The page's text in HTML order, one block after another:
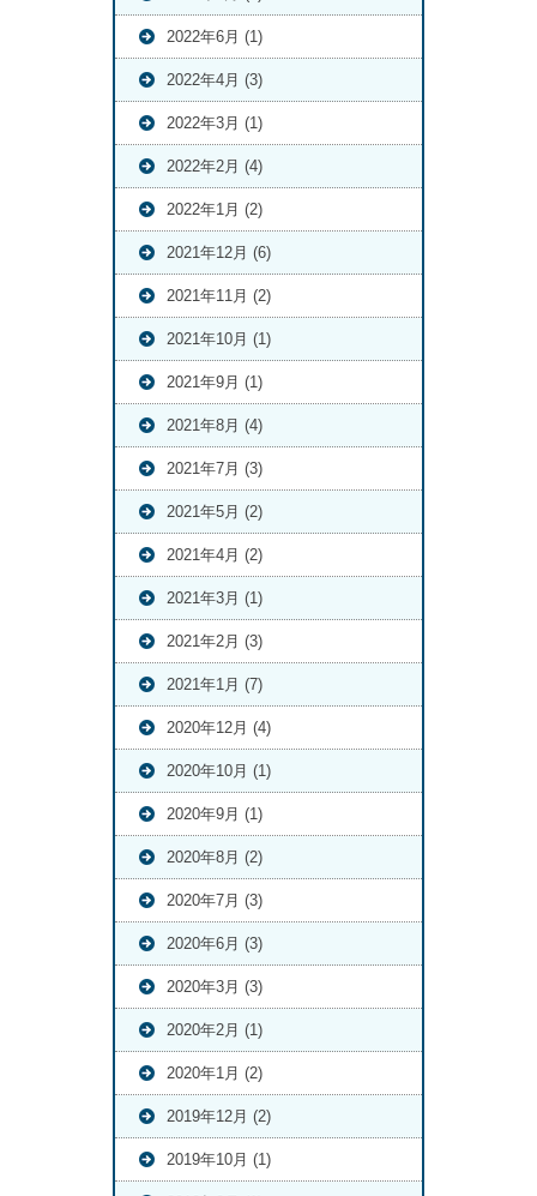
2022年6月 (1)
2022年4月 (3)
2022年3月 (1)
2022年2月 (4)
2022年1月 (2)
2021年12月 (6)
2021年11月 (2)
2021年10月 (1)
2021年9月 (1)
2021年8月 (4)
2021年7月 (3)
2021年5月 (2)
2021年4月 (2)
2021年3月 (1)
2021年2月 (3)
2021年1月 (7)
2020年12月 (4)
2020年10月 (1)
2020年9月 (1)
2020年8月 (2)
2020年7月 (3)
2020年6月 (3)
2020年3月 (3)
2020年2月 (1)
2020年1月 (2)
2019年12月 (2)
2019年10月 (1)